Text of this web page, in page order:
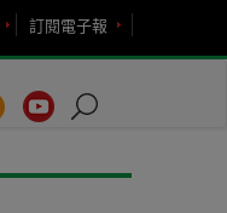
訂閱電子報